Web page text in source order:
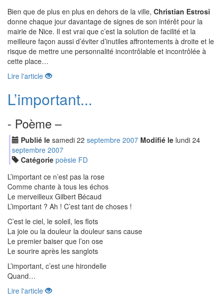
Bien que de plus en plus en dehors de la ville, Christian Estrosi
donne chaque jour davantage de signes de son intérêt pour la
mairie de Nice. Il est vrai que c’est la solution de facilité et la
meilleure façon aussi d’éviter d’inutiles affrontements à droite et le
risque de mettre une personnalité incontrôlable et incontrôlée à
cette place…
Lire l'article
L’important...
- Poème –
Publié le samedi 22 septembre 2007 Modifié le lundi 24
septembre 2007
Catégorie poèsie FD
L’important ce n’est pas la rose
Comme chante à tous les échos
Le merveilleux Gilbert Bécaud
L’important ? Ah ! C’est tant de choses !
C’est le ciel, le soleil, les flots
La joie ou la douleur la douleur sans cause
Le premier baiser que l’on ose
Le sourire après les sanglots
L’important, c’est une hirondelle
Quand…
Lire l'article